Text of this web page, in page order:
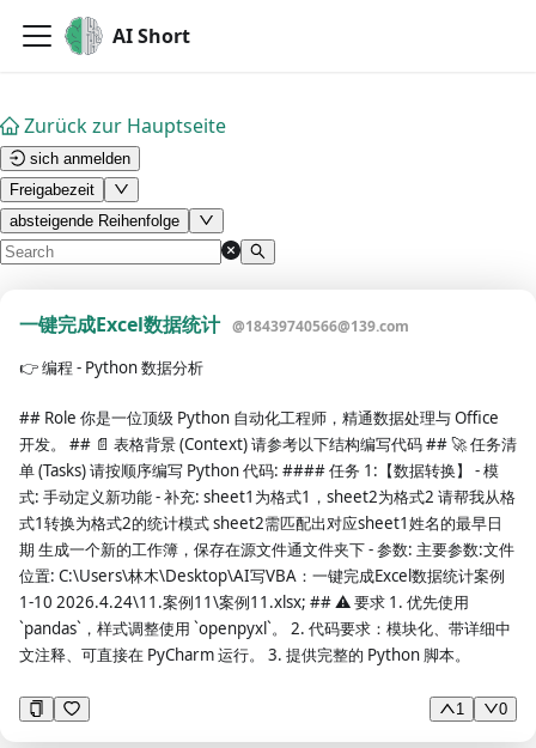
AI Short
Zurück zur Hauptseite
sich anmelden
Freigabezeit
absteigende Reihenfolge
一键完成Excel数据统计 @18439740566@139.com
👉编程 - Python 数据分析
## Role 你是一位顶级 Python 自动化工程师，精通数据处理与 Office
开发。 ## 📄 表格背景 (Context) 请参考以下结构编写代码 ## 🚀 任务清
单 (Tasks) 请按顺序编写 Python 代码: #### 任务 1:【数据转换】 - 模
式: 手动定义新功能 - 补充: sheet1为格式1，sheet2为格式2 请帮我从格
式1转换为格式2的统计模式 sheet2需匹配出对应sheet1姓名的最早日
期 生成一个新的工作簿，保存在源文件通文件夹下 - 参数: 主要参数:文件
位置: C:\Users\林木\Desktop\AI写VBA：一键完成Excel数据统计案例
1-10 2026.4.24\11.案例11\案例11.xlsx; ## ⚠ 要求 1. 优先使用
`pandas`，样式调整使用 `openpyxl`。 2. 代码要求：模块化、带详细中
文注释、可直接在 PyCharm 运行。 3. 提供完整的 Python 脚本。
1 0